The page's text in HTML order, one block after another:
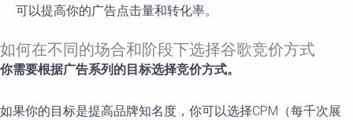
可以提高你的广告点击量和转化率。
如何在不同的场合和阶段下选择谷歌竞价方式
你需要根据广告系列的目标选择竞价方式。
如果你的目标是提高品牌知名度，你可以选择CPM（每千次展